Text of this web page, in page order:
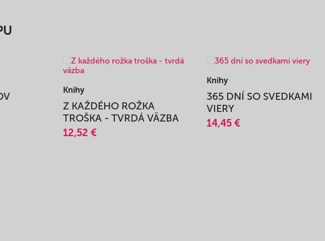
Knihy
Z KAŽDÉHO ROŽKA
TROŠKA - TVRDÁ VÄZBA
12,52 €
Knihy
365 DNÍ SO SVEDKAMI
VIERY
14,45 €